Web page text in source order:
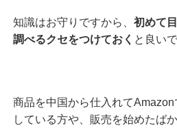
知識はお守りですから、 初めて
調べるクセをつけておく と良い
商品を中国から仕入れて
している方や、販売を始めたば